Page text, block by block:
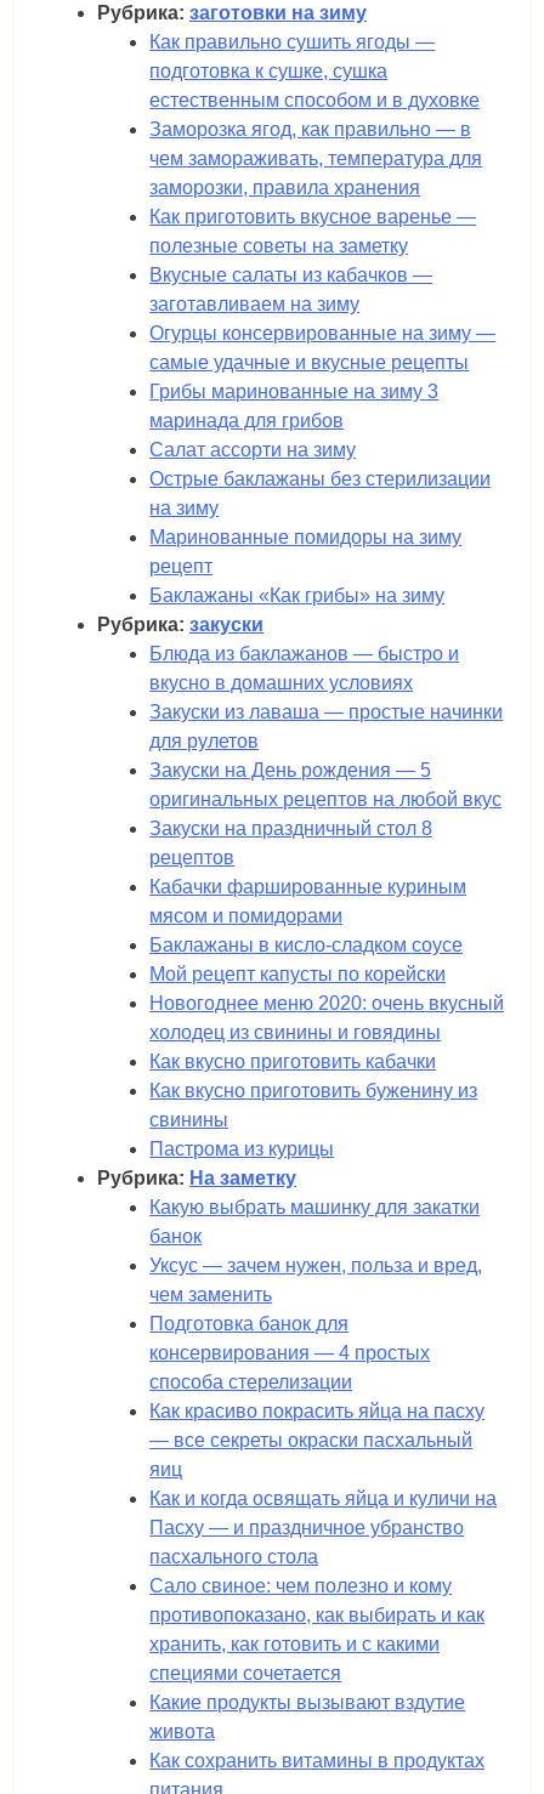
Рубрика: заготовки на зиму
Как правильно сушить ягоды —
подготовка к сушке, сушка
естественным способом и в духовке
Заморозка ягод, как правильно — в
чем замораживать, температура для
заморозки, правила хранения
Как приготовить вкусное варенье —
полезные советы на заметку
Вкусные салаты из кабачков —
заготавливаем на зиму
Огурцы консервированные на зиму —
самые удачные и вкусные рецепты
Грибы маринованные на зиму 3
маринада для грибов
Салат ассорти на зиму
Острые баклажаны без стерилизации
на зиму
Маринованные помидоры на зиму
рецепт
Баклажаны «Как грибы» на зиму
Рубрика: закуски
Блюда из баклажанов — быстро и
вкусно в домашних условиях
Закуски из лаваша — простые начинки
для рулетов
Закуски на День рождения — 5
оригинальных рецептов на любой вкус
Закуски на праздничный стол 8
рецептов
Кабачки фаршированные куриным
мясом и помидорами
Баклажаны в кисло-сладком соусе
Мой рецепт капусты по корейски
Новогоднее меню 2020: очень вкусный
холодец из свинины и говядины
Как вкусно приготовить кабачки
Как вкусно приготовить буженину из
свинины
Пастрома из курицы
Рубрика: На заметку
Какую выбрать машинку для закатки
банок
Уксус — зачем нужен, польза и вред,
чем заменить
Подготовка банок для
консервирования — 4 простых
способа стерелизации
Как красиво покрасить яйца на пасху
— все секреты окраски пасхальный
яиц
Как и когда освящать яйца и куличи на
Пасху — и праздничное убранство
пасхального стола
Сало свиное: чем полезно и кому
противопоказано, как выбирать и как
хранить, как готовить и с какими
специями сочетается
Какие продукты вызывают вздутие
живота
Как сохранить витамины в продуктах
питания